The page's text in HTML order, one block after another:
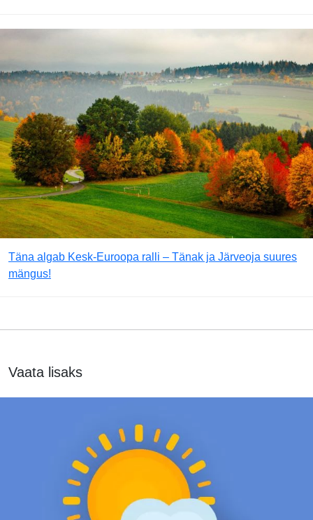
Täna algab Kesk-Euroopa ralli – Tänak ja Järveoja suures
mängus!
Vaata lisaks